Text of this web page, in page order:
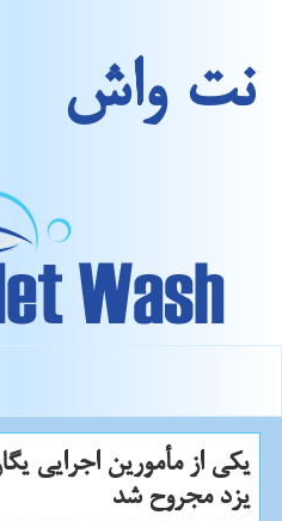
نت واش
یكی از مأمورین
یزد مجروح شد